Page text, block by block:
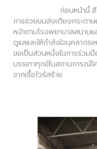
ก่อนหน้านี้ ฮีโน่ได้ส
การช่วยขนส่งเตียงกระดา
หน้าตามโรงพยาบาลสนาม
ดูแลและให้กำลังใจบุคลาก
ขอเป็นส่วนหนึ่งในการร่วม
บรรเทาทุกข์ในสถานการณ์
จากเชื้อไวรัสร้าย